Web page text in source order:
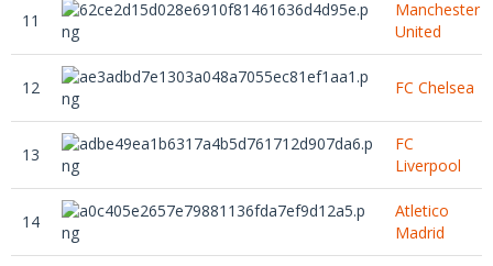
11
Manchester
United
12 FC Chelsea
13
FC
Liverpool
14
Atletico
Madrid